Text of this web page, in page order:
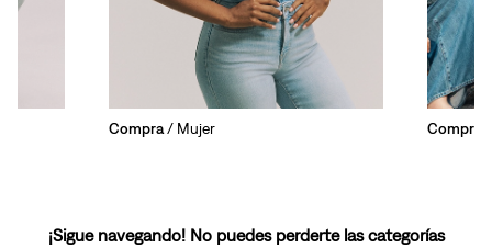
Compra/ Mujer Compra
¡Sigue navegando! No puedes perderte las categorías